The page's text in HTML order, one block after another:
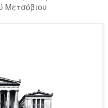
Μετσόβιου